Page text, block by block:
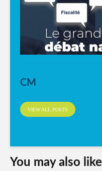
CM
VIEW ALL POSTS
You may also like